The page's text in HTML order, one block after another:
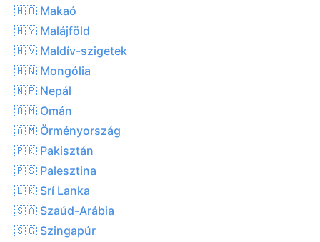
🇲🇴 Makaó
🇲🇾 Malájföld
🇲🇻 Maldív-szigetek
🇲🇳 Mongólia
🇳🇵 Nepál
🇴🇲 Omán
🇦🇲 Örményország
🇵🇰 Pakisztán
🇵🇸 Palesztina
🇱🇰 Srí Lanka
🇸🇦 Szaúd-Arábia
🇸🇬 Szingapúr